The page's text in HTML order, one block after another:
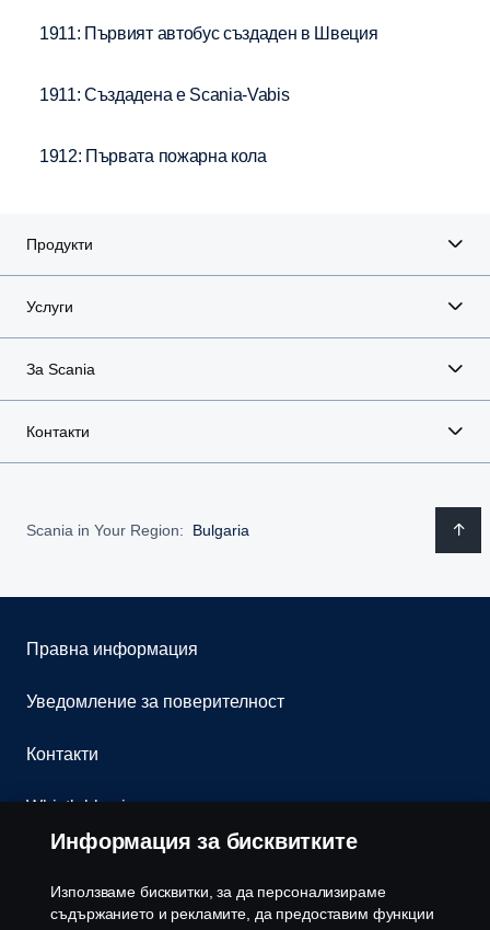
1911: Първият автобус създаден в Швеция
1911: Създадена е Scania-Vabis
1912: Първата пожарна кола
Продукти
Услуги
За Scania
Контакти
Scania in Your Region: Bulgaria
Правна информация
Уведомление за поверителност
Контакти
Whistleblowing
Политика за бисквитки
Информация за бисквитките
Използваме бисквитки, за да персонализираме
съдържанието и рекламите, да предоставим функции